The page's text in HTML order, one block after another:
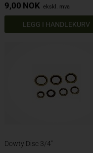
9,00 NOK ekskl. mva
Dowty Disc 3/4"